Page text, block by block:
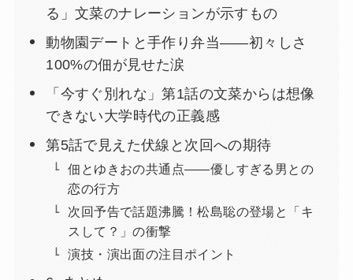
る」文菜のナレーションが示すもの
動物園デートと手作り弁当――初々しさ
100%の佃が見せた涙
「今すぐ別れな」第1話の文菜からは想像
できない大学時代の正義感
第5話で見えた伏線と次回への期待
佃とゆきおの共通点――優しすぎる男との
恋の行方
次回予告で話題沸騰！松島聡の登場と「キ
スして？」の衝撃
演技・演出面の注目ポイント